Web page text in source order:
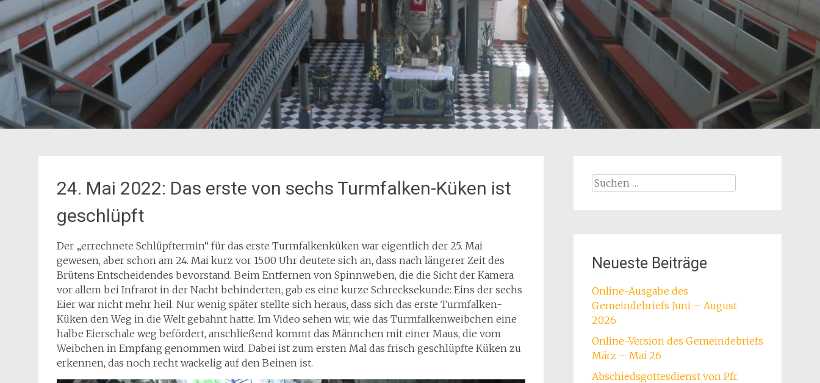
24. Mai 2022: Das erste von sechs Turmfalken-Küken ist
geschlüpft
Der „errechnete Schlüpftermin“ für das erste Turmfalkenküken war eigentlich der 25. Mai
gewesen, aber schon am 24. Mai kurz vor 15.00 Uhr deutete sich an, dass nach längerer Zeit des
Brütens Entscheidendes bevorstand. Beim Entfernen von Spinnweben, die die Sicht der Kamera
vor allem bei Infrarot in der Nacht behinderten, gab es eine kurze Schrecksekunde: Eins der sechs
Eier war nicht mehr heil. Nur wenig später stellte sich heraus, dass sich das erste Turmfalken-
Küken den Weg in die Welt gebahnt hatte. Im Video sehen wir, wie das Turmfalkenweibchen eine
halbe Eierschale weg befördert, anschließend kommt das Männchen mit einer Maus, die vom
Weibchen in Empfang genommen wird. Dabei ist zum ersten Mal das frisch geschlüpfte Küken zu
erkennen, das noch recht wackelig auf den Beinen ist.
Suchen
Neueste Beiträge
Online-Ausgabe des
Gemeindebriefs Juni – August
2026
Online-Version des Gemeindebriefs
März – Mai 26
Abschiedsgottesdienst von Pfr.